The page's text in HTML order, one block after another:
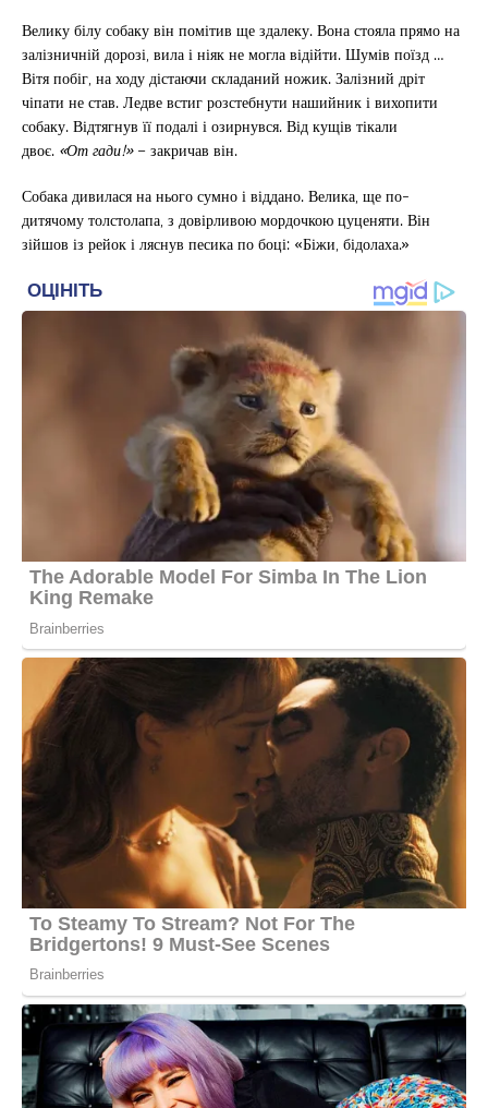
Велику білу собаку він помітив ще здалеку. Вона стояла прямо на
залізничній дорозі, вила і ніяк не могла відійти. Шумів поїзд …
Вітя побіг, на ходу дістаючи складаний ножик. Залізний дріт
чіпати не став. Ледве встиг розстебнути нашийник і вихопити
собаку. Відтягнув її подалі і озирнувся. Від кущів тікали
двоє. «От гади!»– закричав він.
Собака дивилася на нього сумно і віддано. Велика, ще по-
дитячому толстолапа, з довірливою мордочкою цуценяти. Він
зійшов із рейок і ляснув песика по боці: «Біжи, бідолаха.»